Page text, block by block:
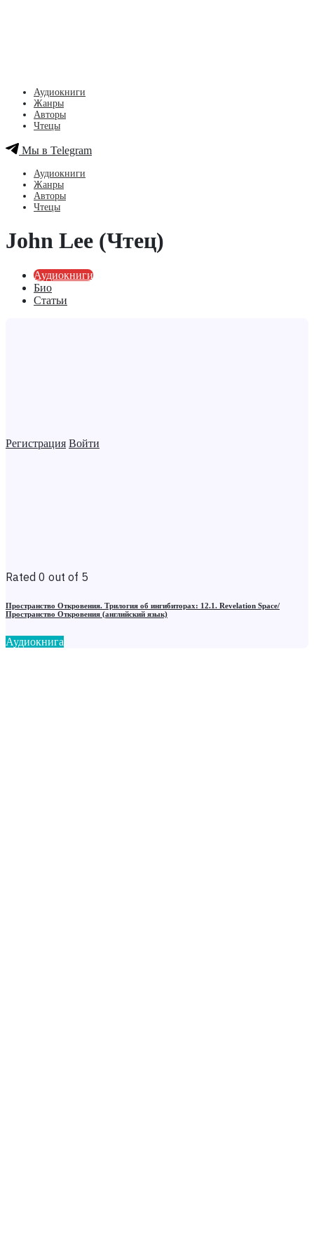
Регистрация Войти
Аудиокниги
Жанры
Авторы
Чтецы
Мы в Telegram
Аудиокниги
Жанры
Авторы
Чтецы
John Lee (Чтец)
Аудиокниги
Био
Статьи
Rated 0 out of 5
Пространство Откровения. Трилогия об ингибиторах: 12.1. Revelation Space/
Пространство Откровения (английский язык)
Аудиокнига